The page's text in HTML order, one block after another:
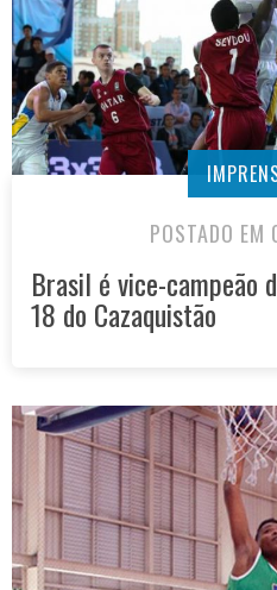
POSTADO
Brasil é vice-campeão
18 do Cazaquistão